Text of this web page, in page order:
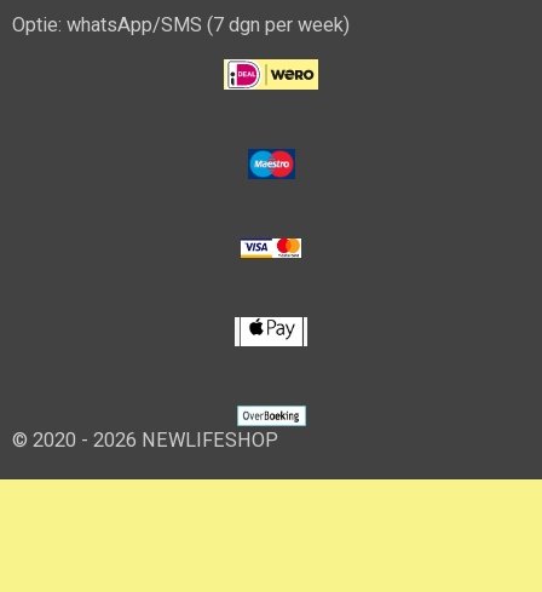
Optie: whatsApp/SMS (7 dgn per week)
© 2020 - 2026 NEWLIFESHOP